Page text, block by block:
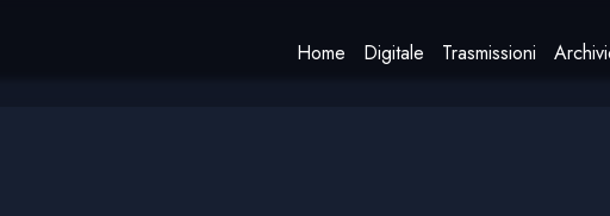
Home Digitale Trasmissioni